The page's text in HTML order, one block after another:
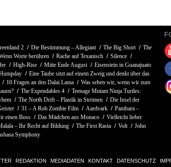
2 Die Bestimmung – Allegiant The Big Short
The
Worte berühren
Rache auf Texanisch
Silence
High-Rise Mitte Ende August
Eisenstein in Guanajuato
Eine Taube sitzt auf einem Zweig und denkt über das
10 Fragen an den Dalai Lama
Was sehen wir, wenn wir zum
The Expendables 4
Teenage Mutant Ninja Turtles:
The North Drift – Plastik in Strömen
Die Insel der
31 – A Rob Zombie Film Aardvark
Pambara –
einen Boss
Das Mädchen aus Monaco
Vielleicht lieber
– Ihr Recht auf Bildung The First Rasta Volt
John
Symphony
REDAKTION MEDIADATEN KONTAKT DATENSCHUTZ